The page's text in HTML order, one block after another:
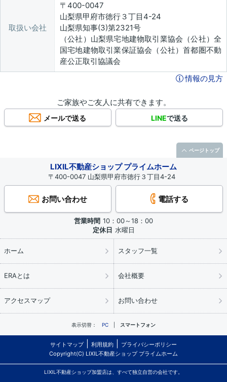
取扱い会社
〒400-0047
山梨県甲府市徳行３丁目4-24
山梨県知事(3)第2321号
（公社）山梨県宅地建物取引業協会（公社）全
国宅地建物取引業保証協会（公社）首都圏不動
産公正取引協議会
情報の見方
ご家族やご友人に共有できます。
メールで送る LINEで送る
LIXIL不動産ショップ プライムホーム
〒400-0047 山梨県甲府市徳行３丁目4-24
お問い合わせ 電話する
営業時間 10：00～18：00
定休日 水曜日
ホーム スタッフ一覧
ERAとは 会社概要
アクセスマップ お問い合わせ
表示切替： PC スマートフォン
サイトマップ 利用規約
プライバシーポリシー
Copyright(C) LIXIL不動産ショップ プライムホーム
LIXIL不動産ショップ加盟店は、すべて独立自営の会社です。
ページトップ